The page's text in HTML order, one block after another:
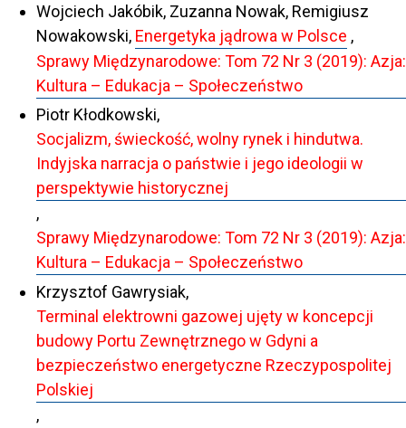
Wojciech Jakóbik, Zuzanna Nowak, Remigiusz
Nowakowski, Energetyka jądrowa w Polsce ,
Sprawy Międzynarodowe: Tom 72 Nr 3 (2019): Azja:
Kultura – Edukacja – Społeczeństwo
Piotr Kłodkowski,
Socjalizm, świeckość, wolny rynek i hindutwa.
Indyjska narracja o państwie i jego ideologii w
perspektywie historycznej
,
Sprawy Międzynarodowe: Tom 72 Nr 3 (2019): Azja:
Kultura – Edukacja – Społeczeństwo
Krzysztof Gawrysiak,
Terminal elektrowni gazowej ujęty w koncepcji
budowy Portu Zewnętrznego w Gdyni a
bezpieczeństwo energetyczne Rzeczypospolitej
Polskiej
,